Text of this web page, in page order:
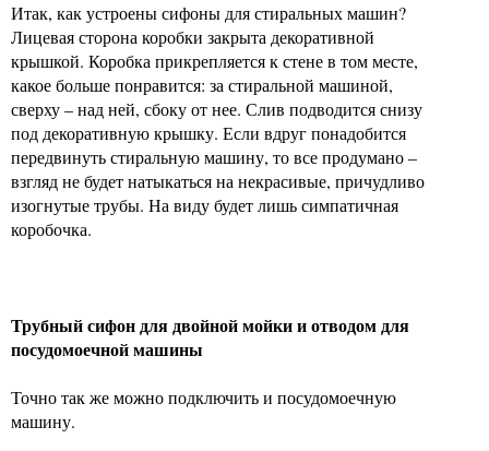
Итак, как устроены сифоны для стиральных машин?
Лицевая сторона коробки закрыта декоративной
крышкой. Коробка прикрепляется к стене в том месте,
какое больше понравится: за стиральной машиной,
сверху – над ней, сбоку от нее. Слив подводится снизу
под декоративную крышку. Если вдруг понадобится
передвинуть стиральную машину, то все продумано –
взгляд не будет натыкаться на некрасивые, причудливо
изогнутые трубы. На виду будет лишь симпатичная
коробочка.
Трубный сифон для двойной мойки и отводом для
посудомоечной машины
Точно так же можно подключить и посудомоечную
машину.